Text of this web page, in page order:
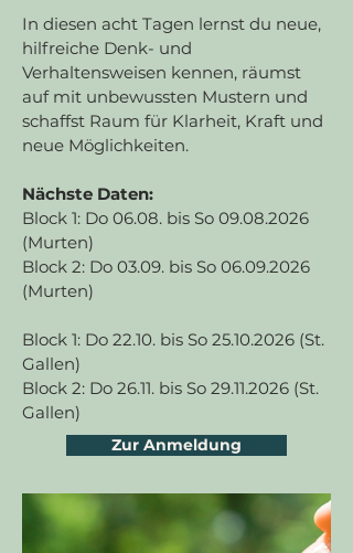
​In diesen acht Tagen lernst du neue,
hilfreiche Denk- und
Verhaltensweisen kennen, räumst
auf mit unbewussten Mustern und
schaffst Raum für Klarheit, Kraft und
neue Möglichkeiten.
Nächste Daten:
Block 1: Do 06.08. bis So 09.08.2026
(Murten)
Block 2: Do 03.09. bis So 06.09.2026
(Murten)
Block 1: Do 22.10. bis So 25.10.2026 (St.
Gallen)
Block 2: Do 26.11. bis So 29.11.2026 (St.
Gallen)
Zur Anmeldung